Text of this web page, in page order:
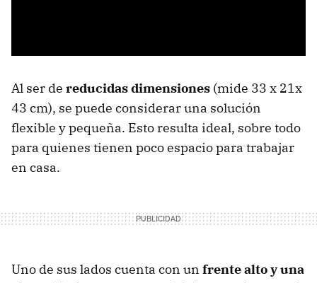
Al ser de reducidas dimensiones (mide 33 x 21x
43 cm), se puede considerar una solución
flexible y pequeña. Esto resulta ideal, sobre todo
para quienes tienen poco espacio para trabajar
en casa.
Uno de sus lados cuenta con un frente alto y una